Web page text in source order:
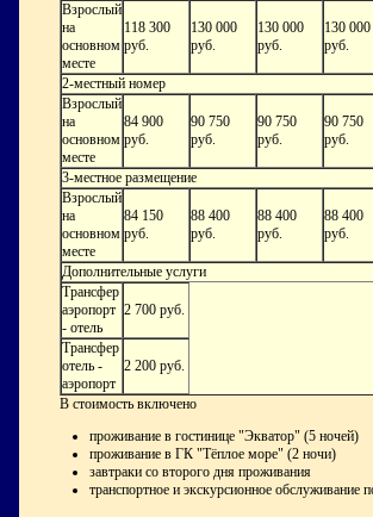
Взрослый
на
основном
месте
118 300
руб.
130 000
руб.
130 000
руб.
130 000
руб.
2-местный номер
Взрослый
на
основном
месте
84 900
руб.
90 750
руб.
90 750
руб.
90 750
руб.
3-местное размещение
Взрослый
на
основном
месте
84 150
руб.
88 400
руб.
88 400
руб.
88 400
руб.
Дополнительные услуги
Трансфер
аэропорт
- отель
2 700 руб.
Трансфер
отель -
аэропорт
2 200 руб.
В стоимость включено
проживание в гостинице "Экватор" (5 ночей)
проживание в ГК "Тёплое море" (2 ночи)
завтраки со второго дня проживания
транспортное и экскурсионное обслуживание